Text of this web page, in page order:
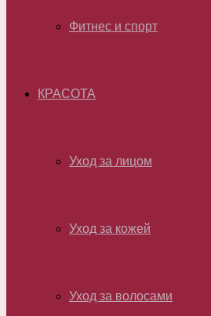
Фитнес и спорт
КРАСОТА
Уход за лицом
Уход за кожей
Уход за волосами